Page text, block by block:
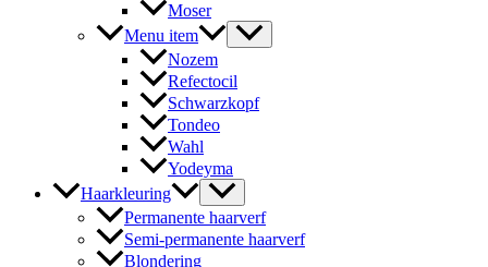
Moser
Menu item
Nozem
Refectocil
Schwarzkopf
Tondeo
Wahl
Yodeyma
Haarkleuring
Permanente haarverf
Semi-permanente haarverf
Blondering